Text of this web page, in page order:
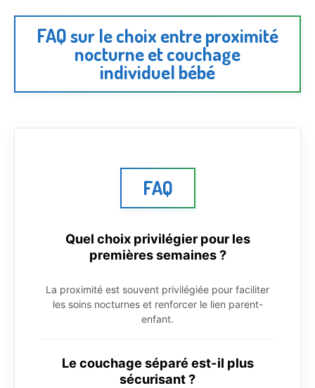
FAQ sur le choix entre proximité
nocturne et couchage
individuel bébé
FAQ
Quel choix privilégier pour les
premières semaines ?
La proximité est souvent privilégiée pour faciliter
les soins nocturnes et renforcer le lien parent-
enfant.
Le couchage séparé est-il plus
sécurisant ?